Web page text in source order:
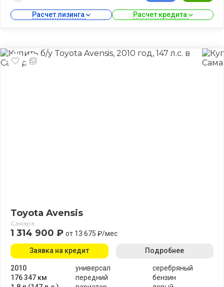
Расчет лизинга Расчет кредита
Toyota Avensis
Самара
1 314 900 ₽ от 13 675 ₽/мес
2010
176 347 км
универсал
передний
серебряный
бензин
Заявка на кредит Подробнее